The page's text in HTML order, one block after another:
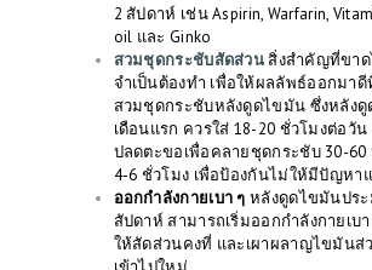
2 สัปดาห์ เช่น Aspirin, Warfarin,
oil และ Ginko
สวมชุดกระชับสัดส่วนสิ่งสำคัญที่ขา
จำเป็นต้องทำ เพื่อให้ผลลัพธ์ออกมา
สวมชุดกระชับหลังดูดไขมัน ซึ่งหลังดู
เดือนแรก ควรใส่ 18-20 ชั่วโมงต่อวั
ปลดตะขอเพื่อคลายชุดกระชับ 30-60
4-6 ชั่วโมง เพื่อป้องกันไม่ให้มีปัญหา
ออกกำลังกายเบา ๆ หลังดูดไขมันปร
สัปดาห์ สามารถเริ่มออกกำลังกายเบา
ให้สัดส่วนคงที่ และเผาผลาญไขมันส่